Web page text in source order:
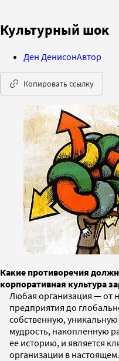
Культурный шок
Ден ДенисонАвтор
Копировать ссылку
Какие противоречия
корпоративная культура
Любая организация — от
предприятия до
собственную, уникальную
мудрость, накопленную
ее историю, и является
организации в настоящем.